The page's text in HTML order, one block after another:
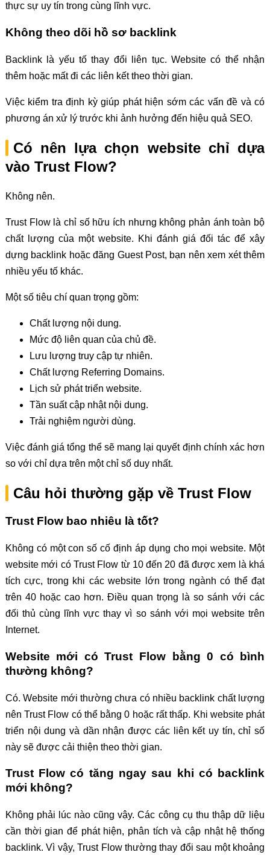
thực sự uy tín trong cùng lĩnh vực.
Không theo dõi hồ sơ backlink
Backlink là yếu tố thay đổi liên tục. Website có thể nhận
thêm hoặc mất đi các liên kết theo thời gian.
Việc kiểm tra định kỳ giúp phát hiện sớm các vấn đề và có
phương án xử lý trước khi ảnh hưởng đến hiệu quả SEO.
Có nên lựa chọn website chỉ dựa
vào Trust Flow?
Không nên.
Trust Flow là chỉ số hữu ích nhưng không phản ánh toàn bộ
chất lượng của một website. Khi đánh giá đối tác để xây
dựng backlink hoặc đăng Guest Post, bạn nên xem xét thêm
nhiều yếu tố khác.
Một số tiêu chí quan trọng gồm:
Chất lượng nội dung.
Mức độ liên quan của chủ đề.
Lưu lượng truy cập tự nhiên.
Chất lượng Referring Domains.
Lịch sử phát triển website.
Tần suất cập nhật nội dung.
Trải nghiệm người dùng.
Việc đánh giá tổng thể sẽ mang lại quyết định chính xác hơn
so với chỉ dựa trên một chỉ số duy nhất.
Câu hỏi thường gặp về Trust Flow
Trust Flow bao nhiêu là tốt?
Không có một con số cố định áp dụng cho mọi website. Một
website mới có Trust Flow từ 10 đến 20 đã được xem là khá
tích cực, trong khi các website lớn trong ngành có thể đạt
trên 40 hoặc cao hơn. Điều quan trọng là so sánh với các
đối thủ cùng lĩnh vực thay vì so sánh với mọi website trên
Internet.
Website mới có Trust Flow bằng 0 có bình
thường không?
Có. Website mới thường chưa có nhiều backlink chất lượng
nên Trust Flow có thể bằng 0 hoặc rất thấp. Khi website phát
triển nội dung và dần nhận được các liên kết uy tín, chỉ số
này sẽ được cải thiện theo thời gian.
Trust Flow có tăng ngay sau khi có backlink
mới không?
Không phải lúc nào cũng vậy. Các công cụ thu thập dữ liệu
cần thời gian để phát hiện, phân tích và cập nhật hệ thống
backlink. Vì vậy, Trust Flow thường thay đổi sau một khoảng